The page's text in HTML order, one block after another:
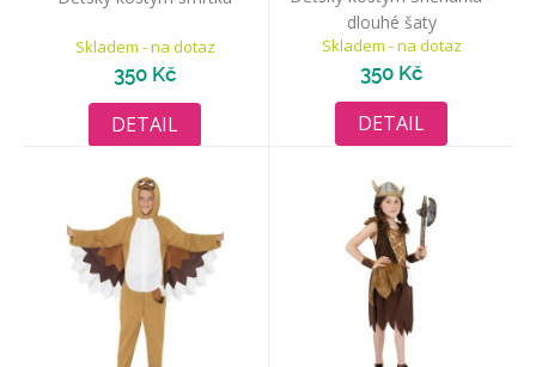
Skladem - na dotaz
350 Kč
DETAIL
dlouhé šaty
Skladem - na dotaz
350 Kč
DETAIL